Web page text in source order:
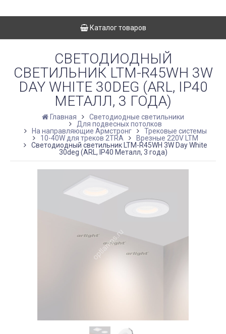
Каталог товаров
СВЕТОДИОДНЫЙ
СВЕТИЛЬНИК LTM-R45WH 3W
DAY WHITE 30DEG (ARL, IP40
МЕТАЛЛ, 3 ГОДА)
Главная
Светодиодные светильники
Для подвесных потолков
На направляющие Армстронг
Трековые системы
10-40W для треков 2TRA
Врезные 220V LTM
Светодиодный светильник LTM-R45WH 3W Day White
30deg (ARL, IP40 Металл, 3 года)